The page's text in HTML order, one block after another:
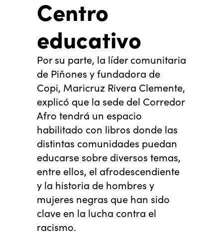
Centro
educativo
Por su parte, la líder comunitaria
de Piñones y fundadora de
Copi, Maricruz Rivera Clemente,
explicó que la sede del Corredor
Afro tendrá un espacio
habilitado con libros donde las
distintas comunidades puedan
educarse sobre diversos temas,
entre ellos, el afrodescendiente
y la historia de hombres y
mujeres negras que han sido
clave en la lucha contra el
racismo.